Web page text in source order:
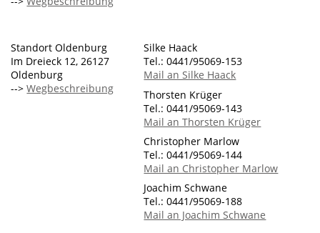
Standort Oldenburg
Im Dreieck 12, 26127
Oldenburg
-->Wegbeschreibung
Silke Haack
Tel.: 0441/95069-153
Mail an Silke Haack
Thorsten Krüger
Tel.: 0441/95069-143
Mail an Thorsten Krüger
Christopher Marlow
Tel.: 0441/95069-144
Mail an Christopher Marlow
Joachim Schwane
Tel.: 0441/95069-188
Mail an Joachim Schwane